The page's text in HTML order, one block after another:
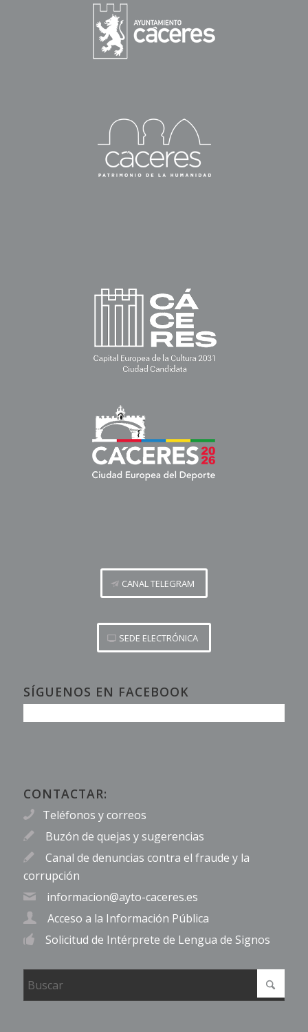
CANAL TELEGRAM
SEDE ELECTRÓNICA
SÍGUENOS EN FACEBOOK
CONTACTAR:
Teléfonos y correos
Buzón de quejas y sugerencias
Canal de denuncias contra el fraude y la
corrupción
informacion@ayto-caceres.es
Acceso a la Información Pública
Solicitud de Intérprete de Lengua de Signos